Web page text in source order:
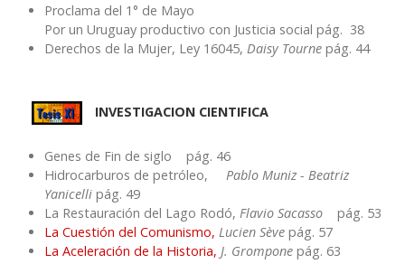
Proclama del 1° de Mayo
Por un Uruguay productivo con Justicia social pág. 38
Derechos de la Mujer, Ley 16045, Daisy Tourne pág. 44
INVESTIGACION CIENTIFICA
Genes de Fin de siglo pág. 46
Hidrocarburos de petróleo, Pablo Muniz - Beatriz
Yanicelli pág. 49
La Restauración del Lago Rodó, Flavio Sacasso pág. 53
La Cuestión del Comunismo, Lucien Sève pág. 57
La Aceleración de la Historia, J. Grompone pág. 63